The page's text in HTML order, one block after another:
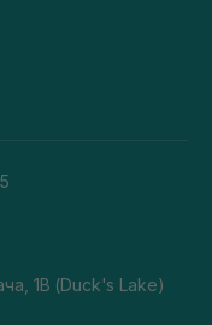
1В (Duck's Lake)